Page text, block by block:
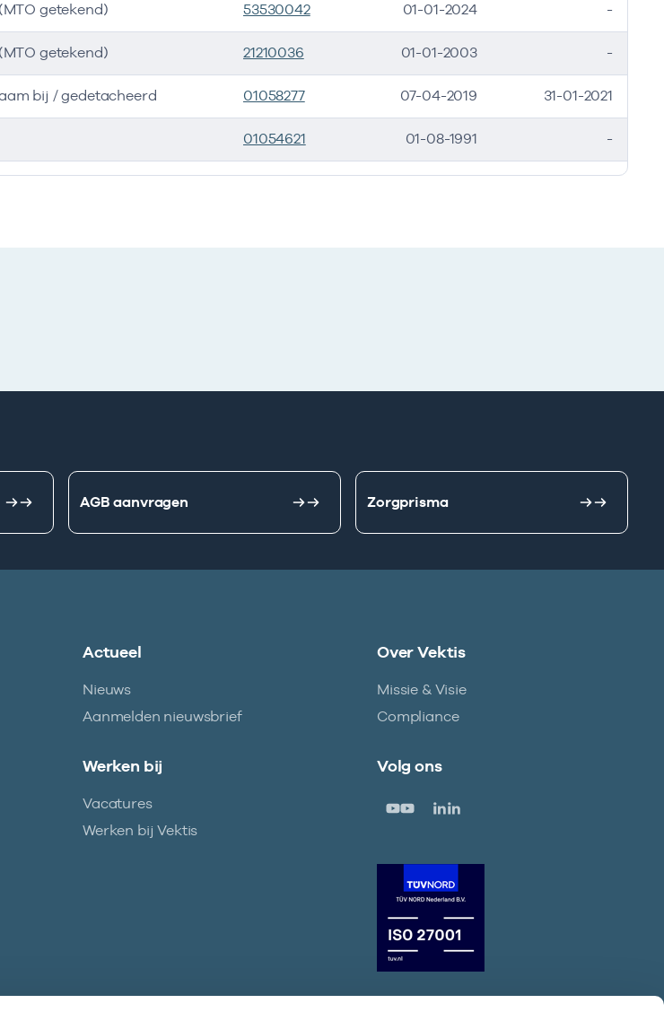
getekend) 53530042 01-01-2024 -
getekend) 21210036 01-01-2003 -
bij / gedetacheerd 01058277 07-04-2019 31-01-2021
01054621 01-08-1991 -
AGB aanvragen Zorgprisma
Actueel
Nieuws
Aanmelden nieuwsbrief
Over Vektis
Missie & Visie
Compliance
Werken bij
Vacatures
Werken bij Vektis
Volg ons